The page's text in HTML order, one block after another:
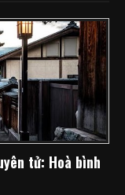
tử: Hoà bình